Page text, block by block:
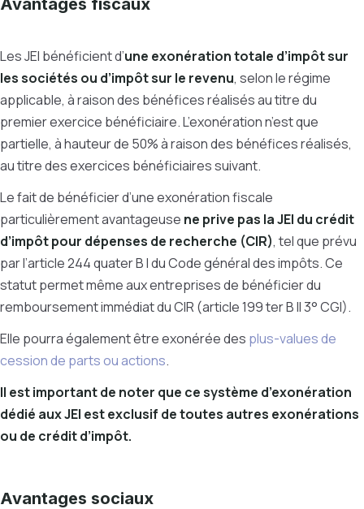
Avantages fiscaux
Les JEI bénéficient d’une exonération totale d’impôt sur
les sociétés ou d’impôt sur le revenu, selon le régime
applicable, à raison des bénéfices réalisés au titre du
premier exercice bénéficiaire. L’exonération n’est que
partielle, à hauteur de 50% à raison des bénéfices réalisés,
au titre des exercices bénéficiaires suivant.
Le fait de bénéficier d’une exonération fiscale
particulièrement avantageuse ne prive pas la JEI du crédit
d’impôt pour dépenses de recherche (CIR), tel que prévu
par l’article 244 quater B I du Code général des impôts. Ce
statut permet même aux entreprises de bénéficier du
remboursement immédiat du CIR (article 199 ter B II 3° CGI).
Elle pourra également être exonérée des plus-values de
cession de parts ou actions.
Il est important de noter que ce système d’exonération
dédié aux JEI est exclusif de toutes autres exonérations
ou de crédit d’impôt.
Avantages sociaux